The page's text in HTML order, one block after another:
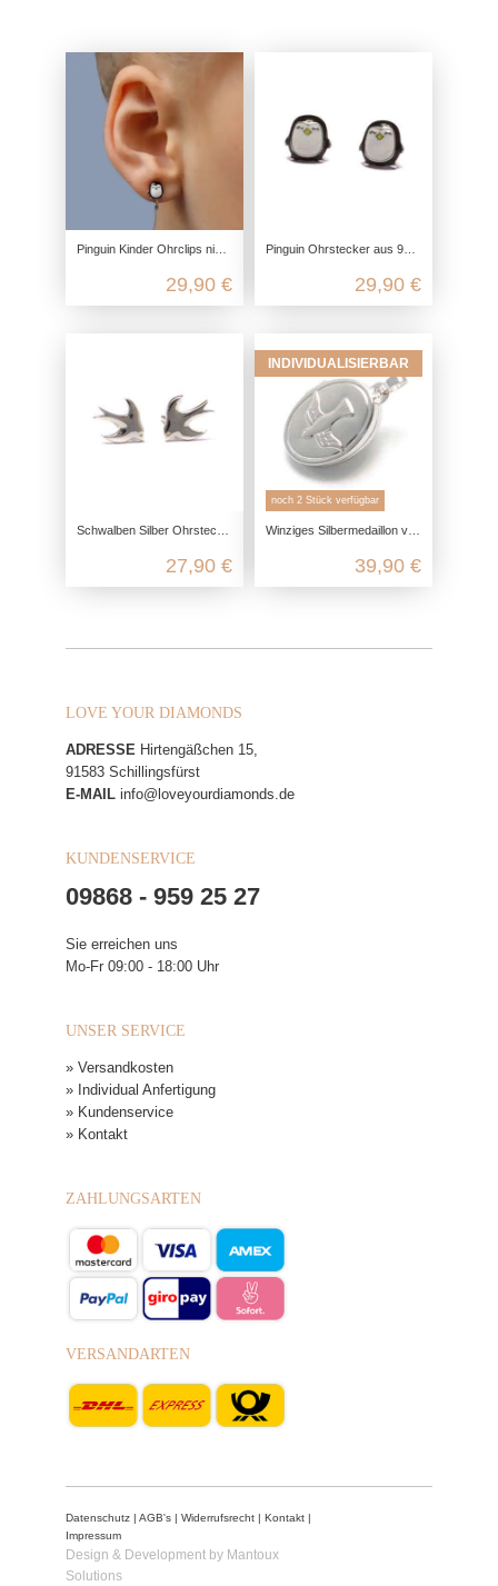
Pinguin Kinder Ohrclips nickelfrei aus 925 Silber
29,90 €
Pinguin Ohrstecker aus 925 Sterling Silber
29,90 €
Schwalben Silber Ohrstecker aus 925 Sterling Silber
27,90 €
INDIVIDUALISIERBAR
noch 2 Stück verfügbar
Winziges Silbermedaillon verziert mit einer Taube aus echtem 925 Sterling Silber
39,90 €
LOVE YOUR DIAMONDS
ADRESSE Hirtengäßchen 15,
91583 Schillingsfürst
E-MAIL info@loveyourdiamonds.de
KUNDENSERVICE
09868 - 959 25 27
Sie erreichen uns
Mo-Fr 09:00 - 18:00 Uhr
UNSER SERVICE
» Versandkosten
» Individual Anfertigung
» Kundenservice
» Kontakt
ZAHLUNGSARTEN
VERSANDARTEN
Datenschutz AGB's Widerrufsrecht Kontakt
Impressum
Design & Development by Mantoux
Solutions